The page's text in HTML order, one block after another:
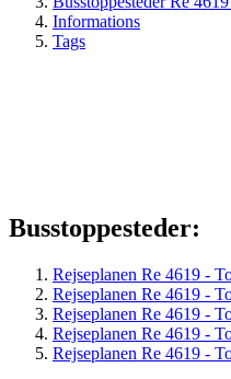
Informations
Tags
Busstoppesteder:
Rejseplanen Re 4619 -
Rejseplanen Re 4619 -
Rejseplanen Re 4619 -
Rejseplanen Re 4619 -
Rejseplanen Re 4619 -